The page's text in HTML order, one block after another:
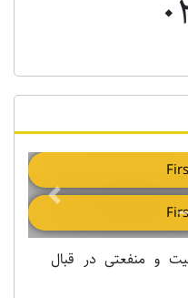
و منفعتی در قبال